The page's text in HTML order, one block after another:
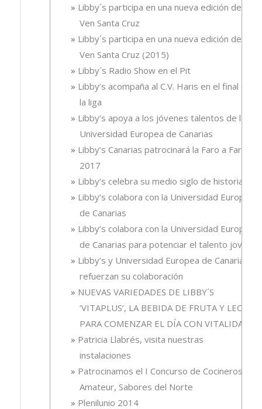
Libby´s participa en una nueva edición de
Ven Santa Cruz
Libby´s participa en una nueva edición de
Ven Santa Cruz (2015)
Libby´s Radio Show en el Pit
Libby’s acompaña al C.V. Haris en el final de
la liga
Libby’s apoya a los jóvenes talentos de la
Universidad Europea de Canarias
Libby’s Canarias patrocinará la Faro a Faro
2017
Libby’s celebra su medio siglo de historia
Libby’s colabora con la Universidad Europea
de Canarias
Libby’s colabora con la Universidad Europea
de Canarias para potenciar el talento joven
Libby’s y Universidad Europea de Canarias
refuerzan su colaboración
NUEVAS VARIEDADES DE LIBBY´S
‘VITAPLUS’, LA BEBIDA DE FRUTA Y LECHE
PARA COMENZAR EL DÍA CON VITALIDAD
Patricia Llabrés, visita nuestras
instalaciones
Patrocinamos el I Concurso de Cocineros
Amateur, Sabores del Norte
Plenilunio 2014